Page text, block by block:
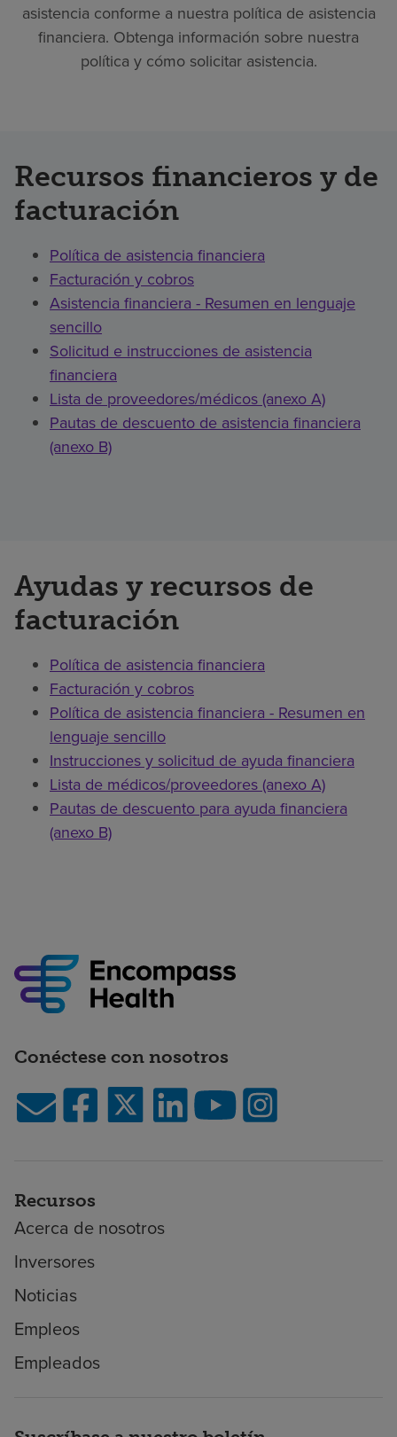
asistencia conforme a nuestra política de asistencia
financiera. Obtenga información sobre nuestra
política y cómo solicitar asistencia.
Recursos financieros y de
facturación
Política de asistencia financiera
Facturación y cobros
Asistencia financiera - Resumen en lenguaje
sencillo
Solicitud e instrucciones de asistencia
financiera
Lista de proveedores/médicos (anexo A)
Pautas de descuento de asistencia financiera
(anexo B)
Ayudas y recursos de
facturación
Política de asistencia financiera
Facturación y cobros
Política de asistencia financiera - Resumen en
lenguaje sencillo
Instrucciones y solicitud de ayuda financiera
Lista de médicos/proveedores (anexo A)
Pautas de descuento para ayuda financiera
(anexo B)
Conéctese con nosotros
Recursos
Acerca de nosotros
Inversores
Noticias
Empleos
Empleados